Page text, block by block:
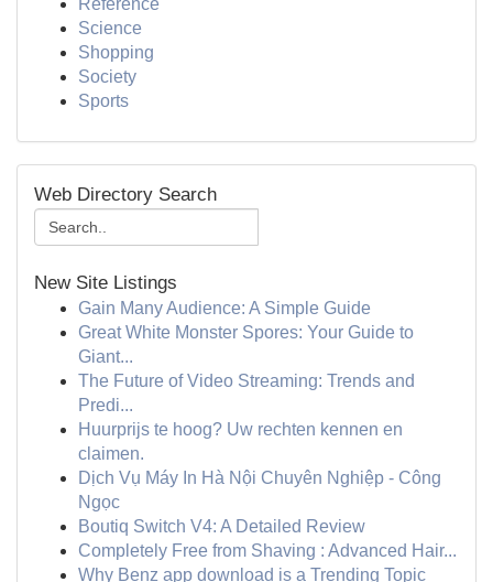
Reference
Science
Shopping
Society
Sports
Web Directory Search
New Site Listings
Gain Many Audience: A Simple Guide
Great White Monster Spores: Your Guide to
Giant...
The Future of Video Streaming: Trends and
Predi...
Huurprijs te hoog? Uw rechten kennen en
claimen.
Dịch Vụ Máy In Hà Nội Chuyên Nghiệp - Công
Ngọc
Boutiq Switch V4: A Detailed Review
Completely Free from Shaving : Advanced Hair...
Why Benz app download is a Trending Topic